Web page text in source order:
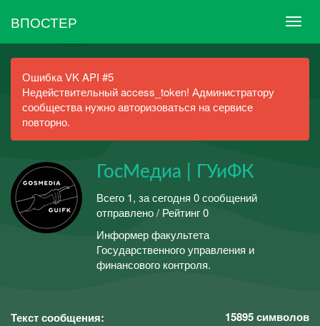
ВПОСТЕР
Ошибка VK API #5
Недействительный access_token! Администратору
сообщества нужно авторизоваться на сервисе
повторно.
ГосМедиа | ГУиФК
Всего 1, за сегодня 0 сообщений
отправлено / Рейтинг 0
Информер факультета
Государственного управления и
финансового контроля.
Текст сообщения: 15895символов